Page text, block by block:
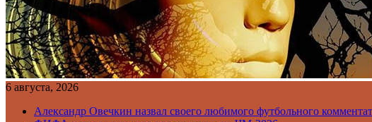
6 августа, 2026
Александр Овечкин назвал своего любимого футбольного